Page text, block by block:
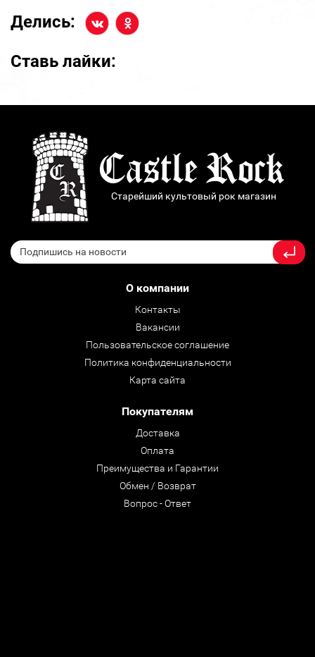
Делись:
Ставь лайки:
Старейший культовый рок магазин
О компании
Контакты
Вакансии
Пользовательское соглашение
Политика конфиденциальности
Карта сайта
Покупателям
Доставка
Оплата
Преимущества и Гарантии
Обмен / Возврат
Вопрос - Ответ